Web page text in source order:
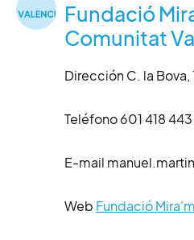
Fundació
Comunitat
Dirección C. la Bova,
Teléfono 601 418
E-mail
Web Fundació Mira'm